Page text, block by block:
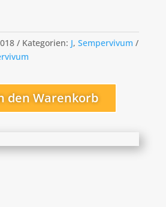
Kategorien: J, Sempervivum
den Warenkorb